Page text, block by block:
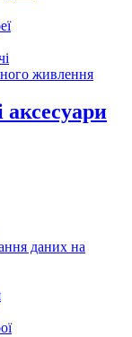
живлення
даних на